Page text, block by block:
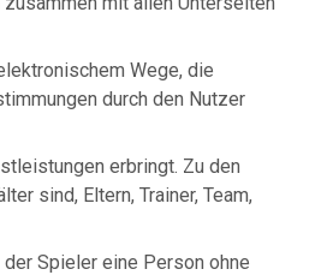
Wege, die
durch den Nutzer
erbringt. Zu den
sind, Eltern, Trainer, Team,
Spieler eine Person ohne